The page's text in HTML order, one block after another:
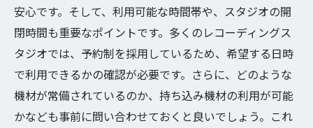
安心です。そして、利用可能な時間帯や、スタジオの開
閉時間も重要なポイントです。多くのレコーディングス
タジオでは、予約制を採用しているため、希望する日時
で利用できるかの確認が必要です。さらに、どのような
機材が常備されているのか、持ち込み機材の利用が可能
かなども事前に問い合わせておくと良いでしょう。これ